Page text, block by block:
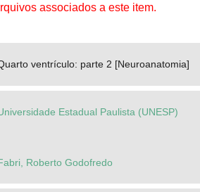
associados a este item.
ventrículo: parte 2 [Neuroanatomia]
Estadual Paulista (UNESP)
Roberto Godofredo